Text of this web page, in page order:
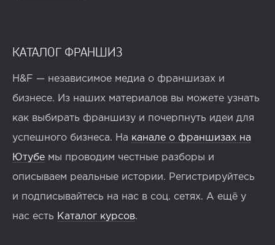
КАТАЛОГ ФРАНШИЗ
H&F — независимое медиа о франшизах и
бизнесе. Из наших материалов вы можете узнать
как выбирать франшизу и почерпнуть идеи для
успешного бизнеса. На канале о франшизах на
Ютубе мы проводим честные разборы и
описываем реальные истории. Регистрируйтесь
и подписывайтесь на нас в соц. сетях. А ещё у
нас есть Каталог курсов.